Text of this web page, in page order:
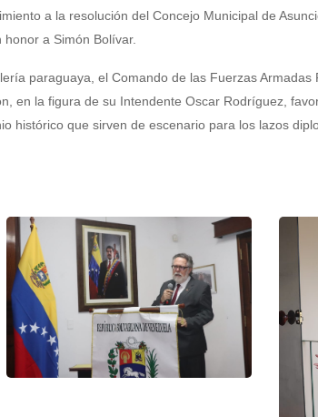
a la resolución del Concejo Municipal de
a Simón Bolívar.
paraguaya, el Comando de las Fuerzas Armadas
en la figura de su Intendente Oscar Rodríguez,
histórico que sirven de escenario para los lazos